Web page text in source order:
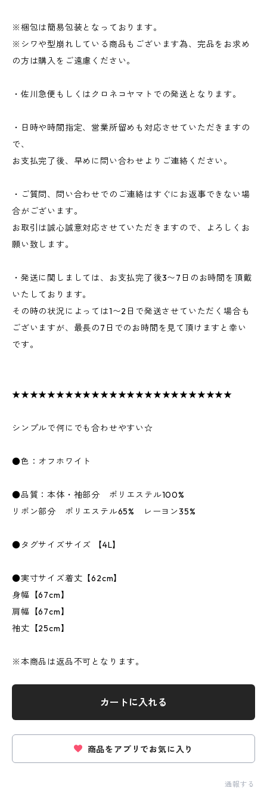
※梱包は簡易包装となっております。
※シワや型崩れしている商品もございます為、完品をお求め
の方は購入をご遠慮ください。
・佐川急便もしくはクロネコヤマトでの発送となります。
・日時や時間指定、営業所留めも対応させていただきますの
で、
お支払完了後、早めに問い合わせよりご連絡ください。
・ご質問、問い合わせでのご連絡はすぐにお返事できない場
合がございます。
お取引は誠心誠意対応させていただきますので、よろしくお
願い致します。
・発送に関しましては、お支払完了後3〜7日のお時間を頂戴
いたしております。
その時の状況によっては1〜2日で発送させていただく場合も
ございますが、最長の7日でのお時間を見て頂けますと幸い
です。
★★★★★★★★★★★★★★★★★★★★★★★★★
シンプルで何にでも合わせやすい☆
●色：オフホワイト
●品質：本体・袖部分 ポリエステル100%
リボン部分 ポリエステル65% レーヨン35%
●タグサイズサイズ 【4L】
●実寸サイズ着丈【62cm】
身幅【67cm】
肩幅【67cm】
袖丈【25cm】
※本商品は返品不可となります。
カートに入れる
商品をアプリでお気に入り
通報する